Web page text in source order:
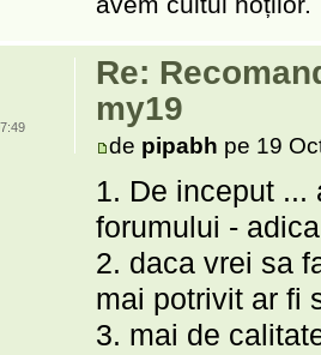
Re:
my19
de pipabh pe 19
1. De inceput ...
forumului -
2. daca vrei sa
mai potrivit ar fi
3. mai de